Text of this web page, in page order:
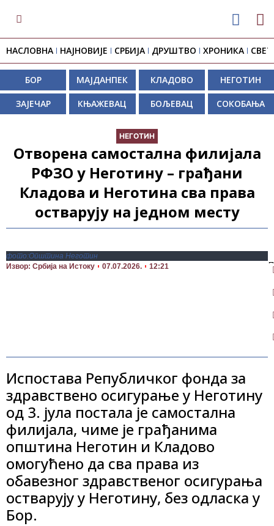
НАСЛОВНА НАЈНОВИЈЕ СРБИЈА ДРУШТВО ХРОНИКА СВЕТ
БОР МАЈДАНПЕК КЛАДОВО НЕГОТИН
ЗАЈЕЧАР КЊАЖЕВАЦ БОЉЕВАЦ СОКОБАЊА
НЕГОТИН
Отворена самостална филијала
РФЗО у Неготину – грађани
Кладова и Неготина сва права
остварују на једном месту
фото:Општина Неготин
Извор: Србија на Истоку
07.07.2026. 12:21
Испостава Републичког фонда за
здравствено осигурање у Неготину
од 3. јула постала је самостална
филијала, чиме је грађанима
општина Неготин и Кладово
омогућено да сва права из
обавезног здравственог осигурања
остварују у Неготину, без одласка у
Бор.